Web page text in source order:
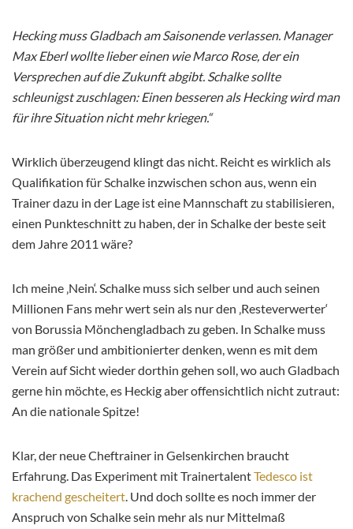
Hecking muss Gladbach am Saisonende verlassen. Manager
Max Eberl wollte lieber einen wie Marco Rose, der ein
Versprechen auf die Zukunft abgibt. Schalke sollte
schleunigst zuschlagen: Einen besseren als Hecking wird man
für ihre Situation nicht mehr kriegen.“
Wirklich überzeugend klingt das nicht. Reicht es wirklich als
Qualifikation für Schalke inzwischen schon aus, wenn ein
Trainer dazu in der Lage ist eine Mannschaft zu stabilisieren,
einen Punkteschnitt zu haben, der in Schalke der beste seit
dem Jahre 2011 wäre?
Ich meine ‚Nein‘. Schalke muss sich selber und auch seinen
Millionen Fans mehr wert sein als nur den ‚Resteverwerter‘
von Borussia Mönchengladbach zu geben. In Schalke muss
man größer und ambitionierter denken, wenn es mit dem
Verein auf Sicht wieder dorthin gehen soll, wo auch Gladbach
gerne hin möchte, es Heckig aber offensichtlich nicht zutraut:
An die nationale Spitze!
Klar, der neue Cheftrainer in Gelsenkirchen braucht
Erfahrung. Das Experiment mit TrainertalentTedesco ist
krachend gescheitert. Und doch sollte es noch immer der
Anspruch von Schalke sein mehr als nur Mittelmaß